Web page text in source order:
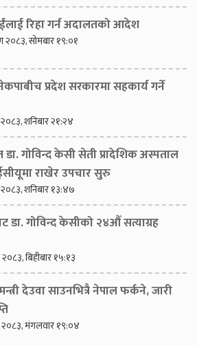
रिहा गर्न अदालतको आदेश
२०८३, सोमबार १९:०१
प्रदेश सरकारमा सहकार्य गर्ने
शनिबार २१:२४
गोविन्द केसी सेती प्रादेशिक अस्पताल
राखेर उपचार सुरु
शनिबार १३:४७
डा. गोविन्द केसीको २४औँ सत्याग्रह
बिहीबार १५:१३
देउवा साउनभित्रै नेपाल फर्कने, जारी
२०८३, मंगलवार १९:०४